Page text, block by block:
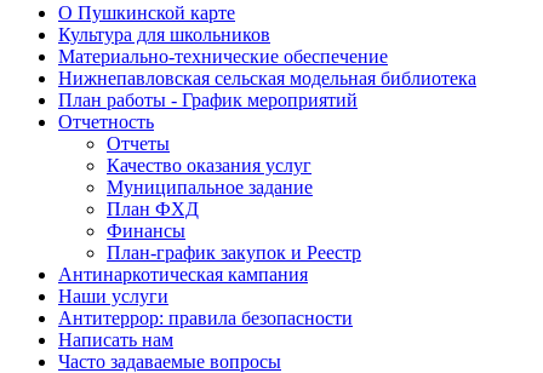
О Пушкинской карте
Культура для школьников
Материально-технические обеспечение
Нижнепавловская сельская модельная библиотека
План работы - График мероприятий
Отчетность
Отчеты
Качество оказания услуг
Муниципальное задание
План ФХД
Финансы
План-график закупок и Реестр
Антинаркотическая кампания
Наши услуги
Антитеррор: правила безопасности
Написать нам
Часто задаваемые вопросы